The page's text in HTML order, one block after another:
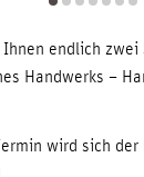
endlich zwei
Handwerks –
wird sich